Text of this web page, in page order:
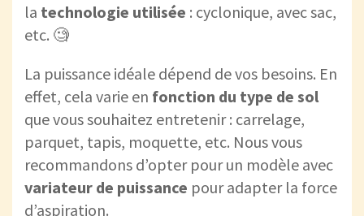
la technologie utilisée : cyclonique, avec sac,
etc. 🧐
La puissance idéale dépend de vos besoins. En
effet, cela varie en fonction du type de sol
que vous souhaitez entretenir : carrelage,
parquet, tapis, moquette, etc. Nous vous
recommandons d’opter pour un modèle avec
variateur de puissance pour adapter la force
d’aspiration.